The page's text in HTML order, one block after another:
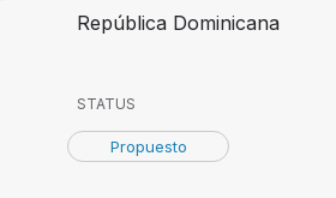
República Dominicana
STATUS
Propuesto